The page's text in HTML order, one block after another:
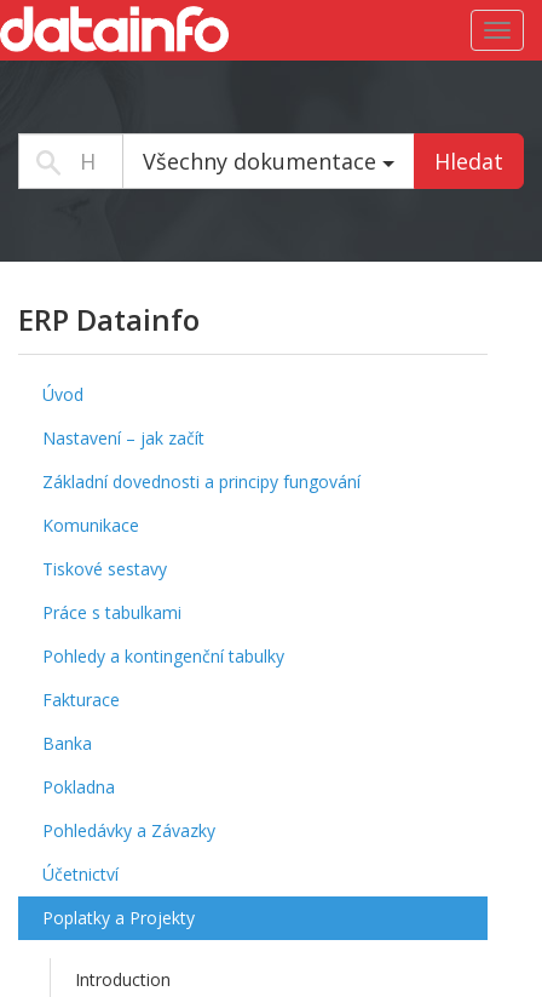
Všechny dokumentace Hledat
ERP Datainfo
Úvod
Nastavení – jak začít
Základní dovednosti a principy fungování
Komunikace
Tiskové sestavy
Práce s tabulkami
Pohledy a kontingenční tabulky
Fakturace
Banka
Pokladna
Pohledávky a Závazky
Účetnictví
Poplatky a Projekty
Introduction